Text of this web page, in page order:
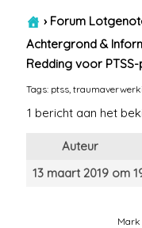
› Forum
Achtergrond &
Redding voor
Tags: ptss ,
1 bericht aan het
Auteur
13 maart 2019 om
Mark